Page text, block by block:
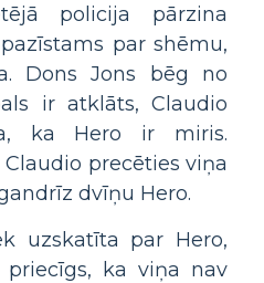
policija pārzina
par shēmu,
Dons Jons bēg no
ir atklāts, Claudio
ka Hero ir miris.
precēties viņa
dvīņu Hero.
uzskatīta par Hero,
ka viņa nav